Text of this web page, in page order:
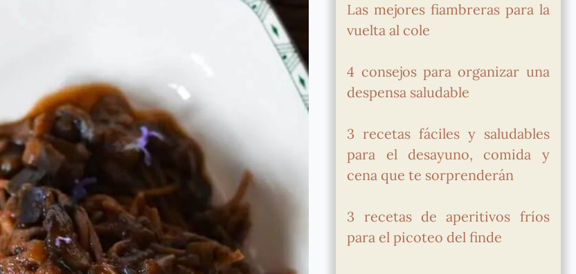
Las mejores fiambreras para la
vuelta al cole
4 consejos para organizar una
despensa saludable
3 recetas fáciles y saludables
para el desayuno, comida y
cena que te sorprenderán
3 recetas de aperitivos fríos
para el picoteo del finde